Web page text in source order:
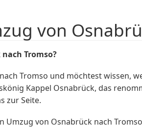
von
Tromso?
Tromso und möchtest wissen,
Kappel Osnabrück, das
zur Seite.
von Osnabrück nach